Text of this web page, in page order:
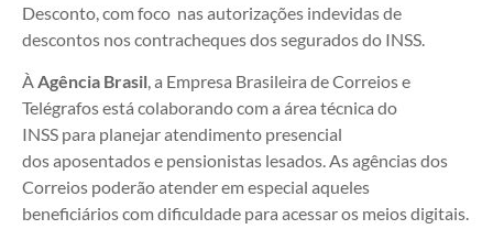
Desconto, com foco nas autorizações indevidas de
descontos nos contracheques dos segurados do INSS.
ÀAgência Brasil, a Empresa Brasileira de Correios e
Telégrafos está colaborando com a área técnica do
INSS para planejar atendimento presencial
dos aposentados e pensionistas lesados. As agências dos
Correios poderão atender em especial aqueles
beneficiários com dificuldade para acessar os meios digitais.